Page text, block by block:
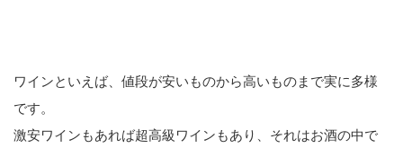
ワインといえば、値段が安いものから高いものまで実に多様
です。
激安ワインもあれば超高級ワインもあり、それはお酒の中で